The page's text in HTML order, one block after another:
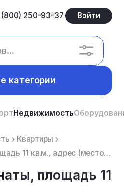
250-93-37 Войти
категории
Недвижимость
Квартиры
1/3 доля комнаты, площадь 11 кв.м., адрес (местонахождение): Россия, обл Брянская, г Клинцы, ул Мира...
площадь 11